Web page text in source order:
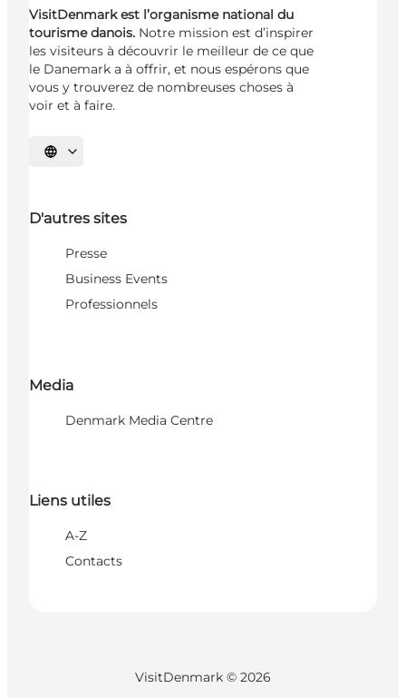
VisitDenmark est l’organisme national du
tourisme danois. Notre mission est d’inspirer
les visiteurs à découvrir le meilleur de ce que
le Danemark a à offrir, et nous espérons que
vous y trouverez de nombreuses choses à
voir et à faire.
Choisissez la langue
D'autres sites
Presse
Business Events
Professionnels
Media
Denmark Media Centre
Liens utiles
A-Z
Contacts
VisitDenmark © 2026